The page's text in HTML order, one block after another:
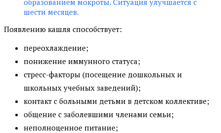
шести месяцев.
Появлению кашля способствует:
переохлаждение;
понижение иммунного статуса;
стресс-факторы (посещение дошкольных и
школьных учебных заведений);
контакт с больными детьми в детском коллективе;
общение с заболевшими членами семьи;
неполноценное питание;